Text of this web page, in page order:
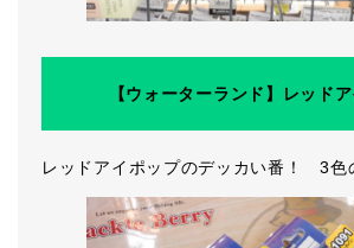
【ウォーターランド】レッド
レッドアイポップのデッカい番！ 3色